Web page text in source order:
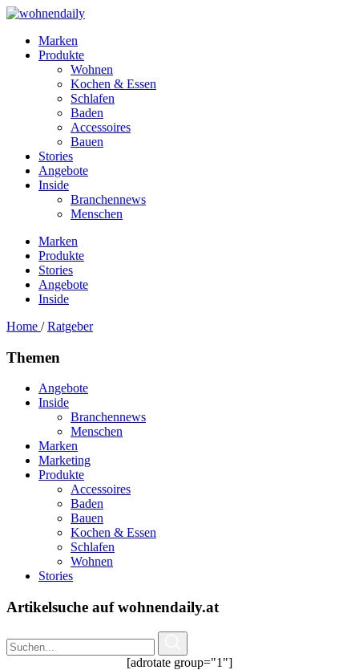
Marken
Produkte
Wohnen
Kochen & Essen
Schlafen
Baden
Accessoires
Bauen
Stories
Angebote
Inside
Branchennews
Menschen
Marken
Produkte
Stories
Angebote
Inside
Home /Ratgeber
Themen
Angebote
Inside
Branchennews
Menschen
Marken
Marketing
Produkte
Accessoires
Baden
Bauen
Kochen & Essen
Schlafen
Wohnen
Stories
Artikelsuche auf wohnendaily.at
[adrotate group="1"]